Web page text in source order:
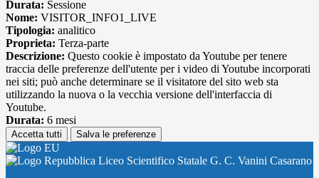
Durata: Sessione
Nome: VISITOR_INFO1_LIVE
Tipologia: analitico
Proprieta: Terza-parte
Descrizione: Questo cookie è impostato da Youtube per tenere
traccia delle preferenze dell'utente per i video di Youtube incorporati
nei siti; può anche determinare se il visitatore del sito web sta
utilizzando la nuova o la vecchia versione dell'interfaccia di
Youtube.
Durata: 6 mesi
Accetta tutti Salva le preferenze
Liceo Scientifico Statale G. C. Vanini Casarano